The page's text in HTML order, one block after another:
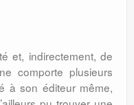
et, indirectement, de
comporte plusieurs
à son éditeur même,